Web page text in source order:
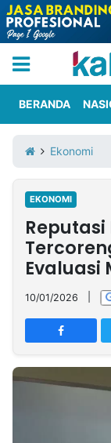
Iklan
Berita
Kami
Nasional
International
Olahraga
Entertainment
Daerah
Pariwisata
Kuliner
Kolom
Network
PT
TREETAN
INDONESIA
BERANDA
Ekonomi
EKONOMI
Reputasi
Evaluasi
10/01/2026